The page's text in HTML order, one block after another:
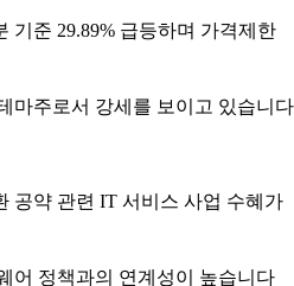
기준 29.89% 급등하며 가격제한
마주로서 강세를 보이고 있습니다
공약 관련 IT 서비스 사업 수혜가
어 정책과의 연계성이 높습니다